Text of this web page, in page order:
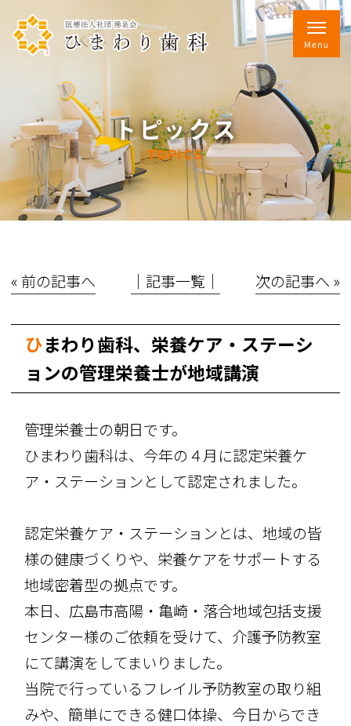
トピックス
TOPICS
« 前の記事へ │記事一覧│ 次の記事へ »
ひまわり歯科、栄養ケア・ステーシ
ョンの管理栄養士が地域講演
管理栄養士の朝日です。
ひまわり歯科は、今年の４月に認定栄養ケ
ア・ステーションとして認定されました。
認定栄養ケア・ステーションとは、地域の皆
様の健康づくりや、栄養ケアをサポートする
地域密着型の拠点です。
本日、広島市高陽・亀崎・落合地域包括支援
センター様のご依頼を受けて、介護予防教室
にて講演をしてまいりました。
当院で行っているフレイル予防教室の取り組
みや、簡単にできる健口体操、今日からでき